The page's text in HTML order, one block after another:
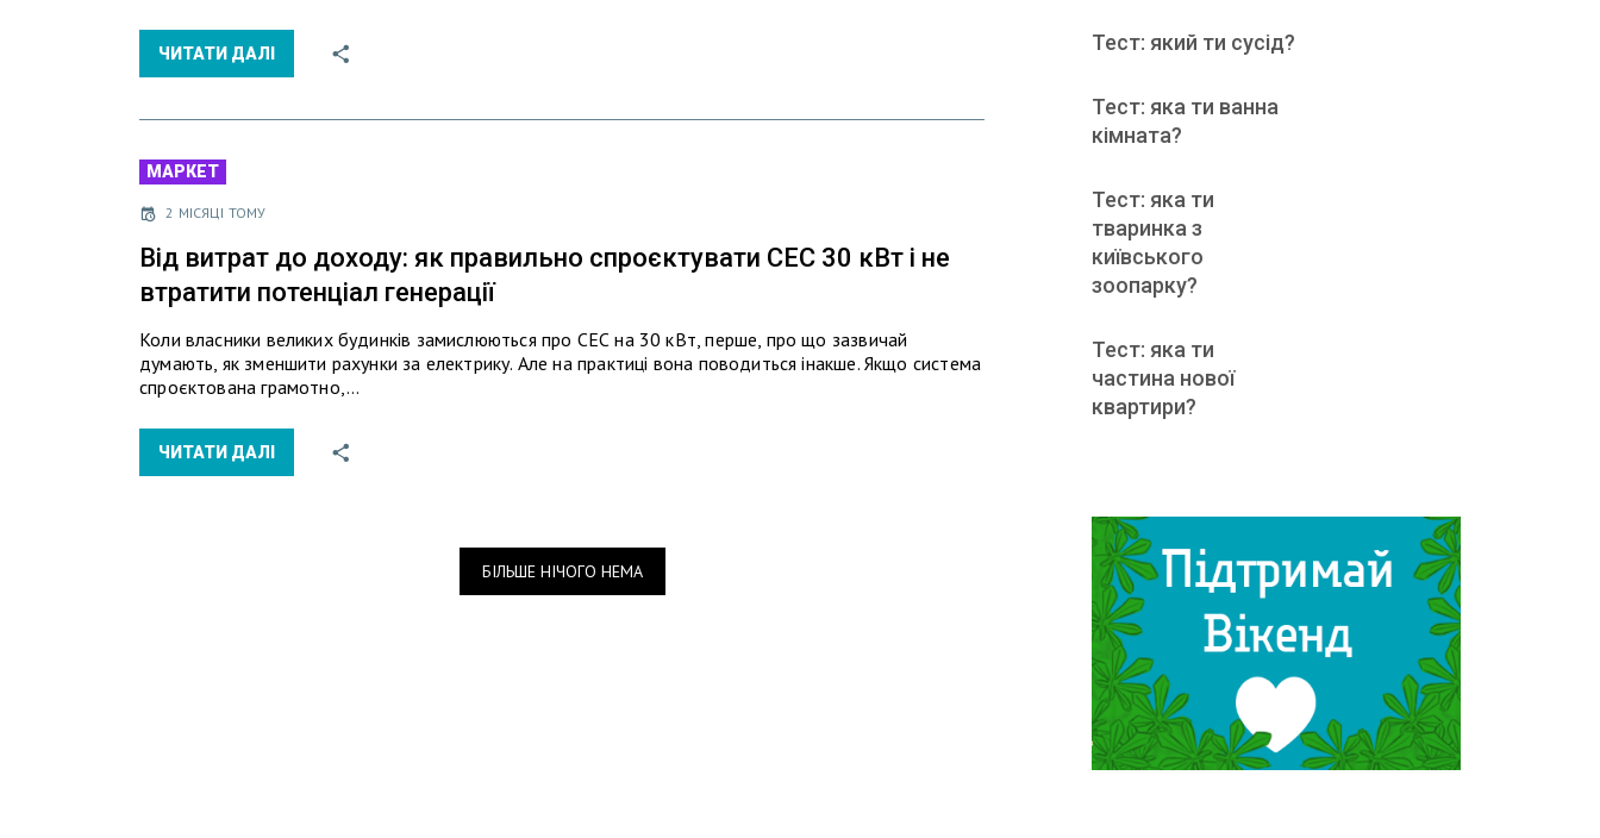
ЧИТАТИ ДАЛІ
МАРКЕТ
2 МІСЯЦІ ТОМУ
Від витрат до доходу: як правильно спроєктувати СЕС 30 кВт і не
втратити потенціал генерації
Коли власники великих будинків замислюються про СЕС на 30 кВт, перше, про що зазвичай
думають, як зменшити рахунки за електрику. Але на практиці вона поводиться інакше. Якщо система
спроєктована грамотно,…
ЧИТАТИ ДАЛІ
БІЛЬШЕ НІЧОГО НЕМА
Тест: який ти сусід?
Тест: яка ти ванна
кімната?
Тест: яка ти
тваринка з
київського
зоопарку?
Тест: яка ти
частина нової
квартири?